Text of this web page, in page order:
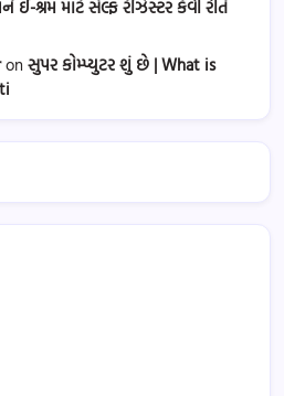
ઈ-શ્રમ માટે સેલ્ફ રેઝિસ્ટર કેવી રીતે
on સુપર કોમ્પ્યુટર શું છે | What is